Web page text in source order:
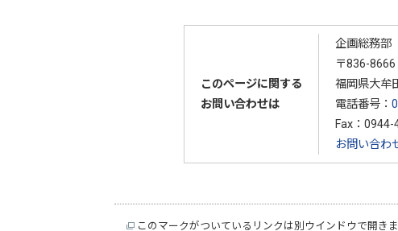
このページに関する
お問い合わせは
企画総務部
〒836-8666
福岡県大牟
電話番号：
Fax：0944-
お問い合わ
このマークがついているリンクは別ウインドウで開き